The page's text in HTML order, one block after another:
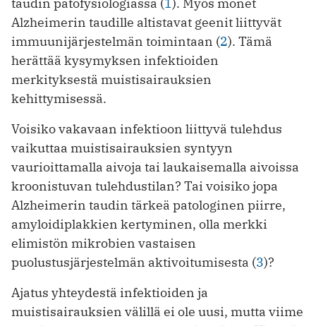
Alzheimerin taudille altistavat geenit liittyvät
immuunijärjestelmän toimintaan (2). Tämä
herättää kysymyksen infektioiden
merkityksestä muistisairauksien
kehittymisessä.
Voisiko vakavaan infektioon liittyvä tulehdus
vaikuttaa muistisairauksien syntyyn
vaurioittamalla aivoja tai laukaisemalla aivoissa
kroonistuvan tulehdustilan? Tai voisiko jopa
Alzheimerin taudin tärkeä patologinen piirre,
amyloidiplakkien kertyminen, olla merkki
elimistön mikrobien vastaisen
puolustusjärjestelmän aktivoitumisesta (3)?
Ajatus yhteydestä infektioiden ja
muistisairauksien välillä ei ole uusi, mutta viime